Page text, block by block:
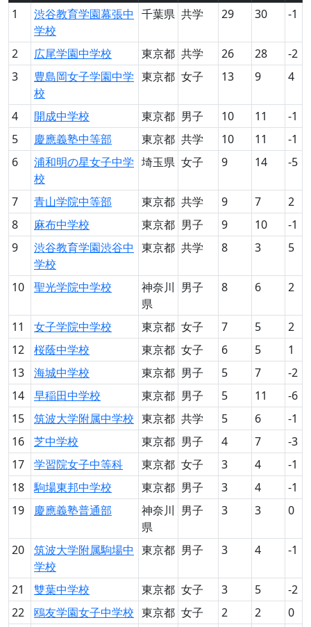
1
渋谷教育学園幕張中
学校
千葉県 共学 29 30 -1
2 広尾学園中学校 東京都 共学 26 28
-2
3
豊島岡女子学園中学
校
東京都 女子 13 9 4
4 開成中学校 東京都 男子 10 11
-1
5
慶應義塾中等部 東京都 共学 10 11
-1
6
浦和明の星女子中学
校
埼玉県 女子 9 14 -5
7 青山学院中等部 東京都 共学 9 7
2
8
麻布中学校 東京都 男子 9 10
-1
9
渋谷教育学園渋谷中
学校
東京都 共学 8 3 5
10 聖光学院中学校
神奈川
県
男子 8 6 2
11 女子学院中学校 東京都 女子 7 5
2
12
桜蔭中学校 東京都 女子 6 5
1
13
海城中学校 東京都 男子 5 7
-2
14
早稲田中学校 東京都 男子 5 11
-6
15
筑波大学附属中学校 東京都 共学 5 6
-1
16
芝中学校 東京都 男子 4 7
-3
17
学習院女子中等科 東京都 女子 3 4
-1
18
駒場東邦中学校 東京都 男子 3 4
-1
19
慶應義塾普通部
神奈川
県
男子 3 3 0
20
筑波大学附属駒場中
学校
東京都 男子 3 4 -1
21 雙葉中学校 東京都 女子 3 5
-2
22
鴎友学園女子中学校 東京都 女子 2 2
0